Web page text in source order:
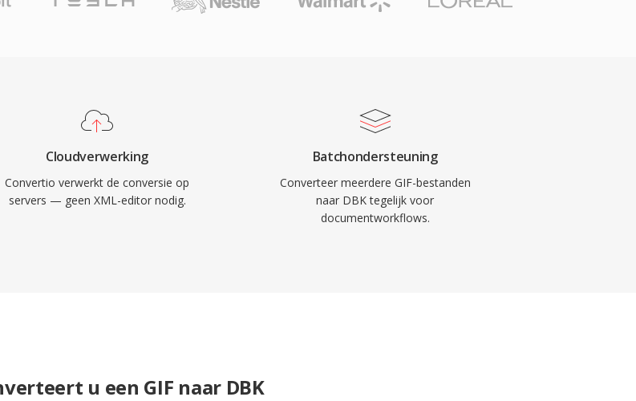
Cloudverwerking
Convertio verwerkt de conversie op
servers — geen XML-editor nodig.
Batchondersteuning
Converteer meerdere GIF-bestanden
naar DBK tegelijk voor
documentworkflows.
u een GIF naar DBK